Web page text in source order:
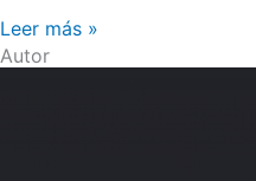
Leer más »
Autor